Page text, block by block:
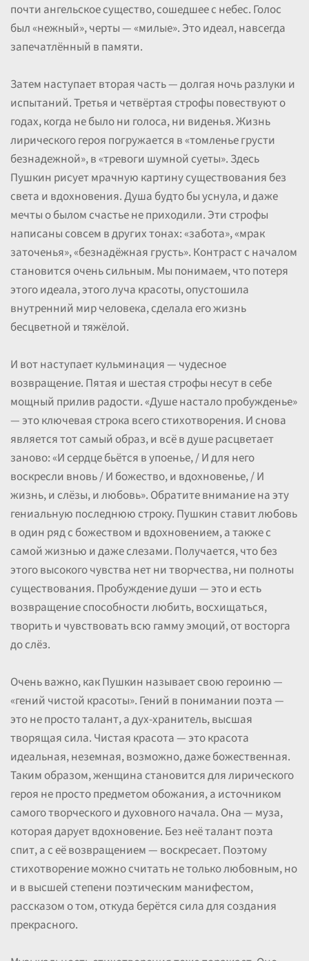
почти ангельское существо, сошедшее с небес. Голос
был «нежный», черты — «милые». Это идеал, навсегда
запечатлённый в памяти.
Затем наступает вторая часть — долгая ночь разлуки и
испытаний. Третья и четвёртая строфы повествуют о
годах, когда не было ни голоса, ни виденья. Жизнь
лирического героя погружается в «томленье грусти
безнадежной», в «тревоги шумной суеты». Здесь
Пушкин рисует мрачную картину существования без
света и вдохновения. Душа будто бы уснула, и даже
мечты о былом счастье не приходили. Эти строфы
написаны совсем в других тонах: «забота», «мрак
заточенья», «безнадёжная грусть». Контраст с началом
становится очень сильным. Мы понимаем, что потеря
этого идеала, этого луча красоты, опустошила
внутренний мир человека, сделала его жизнь
бесцветной и тяжёлой.
И вот наступает кульминация — чудесное
возвращение. Пятая и шестая строфы несут в себе
мощный прилив радости. «Душе настало пробужденье»
— это ключевая строка всего стихотворения. И снова
является тот самый образ, и всё в душе расцветает
заново: «И сердце бьётся в упоенье, / И для него
воскресли вновь / И божество, и вдохновенье, / И
жизнь, и слёзы, и любовь». Обратите внимание на эту
гениальную последнюю строку. Пушкин ставит любовь
в один ряд с божеством и вдохновением, а также с
самой жизнью и даже слезами. Получается, что без
этого высокого чувства нет ни творчества, ни полноты
существования. Пробуждение души — это и есть
возвращение способности любить, восхищаться,
творить и чувствовать всю гамму эмоций, от восторга
до слёз.
Очень важно, как Пушкин называет свою героиню —
«гений чистой красоты». Гений в понимании поэта —
это не просто талант, а дух-хранитель, высшая
творящая сила. Чистая красота — это красота
идеальная, неземная, возможно, даже божественная.
Таким образом, женщина становится для лирического
героя не просто предметом обожания, а источником
самого творческого и духовного начала. Она — муза,
которая дарует вдохновение. Без неё талант поэта
спит, а с её возвращением — воскресает. Поэтому
стихотворение можно считать не только любовным, но
и в высшей степени поэтическим манифестом,
рассказом о том, откуда берётся сила для создания
прекрасного.